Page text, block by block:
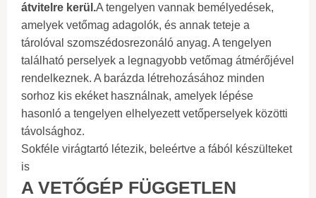
átvitelre kerül.A tengelyen vannak bemélyedések,
amelyek vetőmag adagolók, és annak teteje a
tárolóval szomszédosrezonáló anyag. A tengelyen
található perselyek a legnagyobb vetőmag átmérőjével
rendelkeznek. A barázda létrehozásához minden
sorhoz kis ekéket használnak, amelyek lépése
hasonló a tengelyen elhelyezett vetőperselyek közötti
távolsághoz.
Sokféle virágtartó létezik, beleértve a fából készülteket
is
A VETŐGÉP FÜGGETLEN